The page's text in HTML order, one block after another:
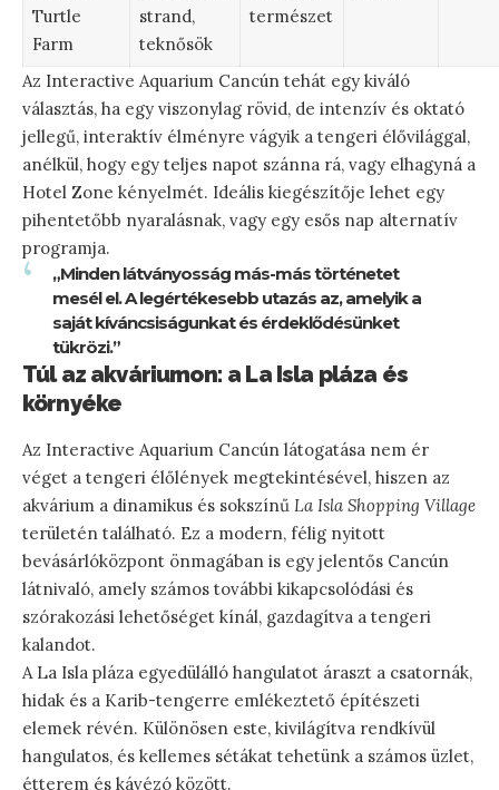
Turtle
Farm
strand,
teknősök
természet
Az Interactive Aquarium Cancún tehát egy kiváló
választás, ha egy viszonylag rövid, de intenzív és oktató
jellegű, interaktív élményre vágyik a tengeri élővilággal,
anélkül, hogy egy teljes napot szánna rá, vagy elhagyná a
Hotel Zone kényelmét. Ideális kiegészítője lehet egy
pihentetőbb nyaralásnak, vagy egy esős nap alternatív
programja.
„Minden látványosság más-más történetet
mesél el. A legértékesebb utazás az, amelyik a
saját kíváncsiságunkat és érdeklődésünket
tükrözi.”
Túl az akváriumon: a La Isla pláza és
környéke
Az Interactive Aquarium Cancún látogatása nem ér
véget a tengeri élőlények megtekintésével, hiszen az
akvárium a dinamikus és sokszínű La Isla Shopping Village
területén található. Ez a modern, félig nyitott
bevásárlóközpont önmagában is egy jelentős Cancún
látnivaló, amely számos további kikapcsolódási és
szórakozási lehetőséget kínál, gazdagítva a tengeri
kalandot.
A La Isla pláza egyedülálló hangulatot áraszt a csatornák,
hidak és a Karib-tengerre emlékeztető építészeti
elemek révén. Különösen este, kivilágítva rendkívül
hangulatos, és kellemes sétákat tehetünk a számos üzlet,
étterem és kávézó között.